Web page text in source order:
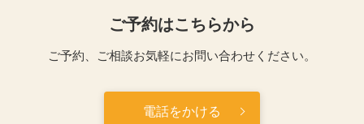
ご予約はこちらから
ご予約、ご相談お気軽にお問い合わせください。
電話をかける